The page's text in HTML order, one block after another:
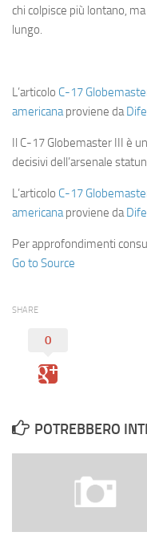
chi colpisce più lontano,
lungo.
L’articolo C-17
americanaproviene da
Il C-17 Globemaster III è
decisivi dell’arsenale
L’articolo C-17
americanaproviene da
Per approfondimenti
Go to Source
SHARE
0
POTREBBERO